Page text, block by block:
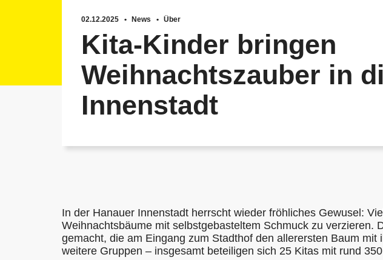
02.12.2025 News Über
Kita-Kinder bringen
Weihnachtszauber in
Innenstadt
In der Hanauer Innenstadt herrscht wieder fröhliches Gewusel:
Weihnachtsbäume mit selbstgebasteltem Schmuck zu
gemacht, die am Eingang zum Stadthof den allerersten Baum
weitere Gruppen – insgesamt beteiligen sich 25 Kitas mit rund